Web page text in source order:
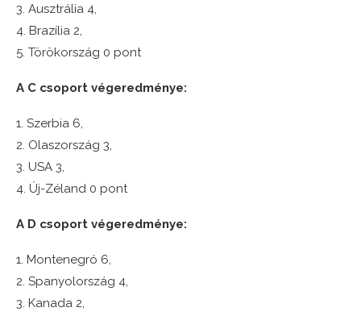
3. Ausztrália 4,
4. Brazília 2,
5. Törökország 0 pont
A C csoport végeredménye:
1. Szerbia 6,
2. Olaszország 3,
3. USA 3,
4. Új-Zéland 0 pont
A D csoport végeredménye:
1. Montenegró 6,
2. Spanyolország 4,
3. Kanada 2,